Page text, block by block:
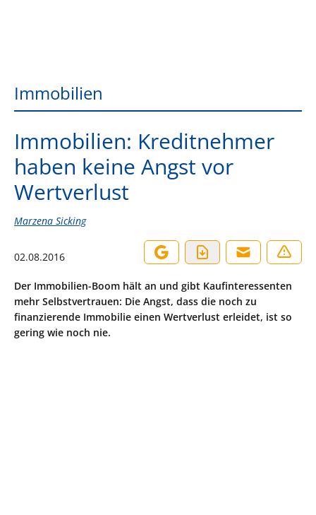
Immobilien
Immobilien: Kreditnehmer
haben keine Angst vor
Wertverlust
Marzena Sicking
02.08.2016
Der Immobilien-Boom hält an und gibt Kaufinteressenten
mehr Selbstvertrauen: Die Angst, dass die noch zu
finanzierende Immobilie einen Wertverlust erleidet, ist so
gering wie noch nie.